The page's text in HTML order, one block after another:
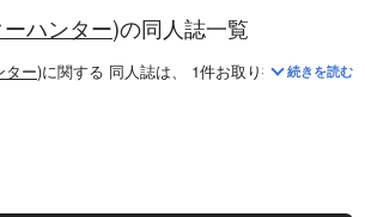
ハンター)の同人誌一覧
ター)に関する 同人誌は、 1件お取り扱いがござい
続きを読む